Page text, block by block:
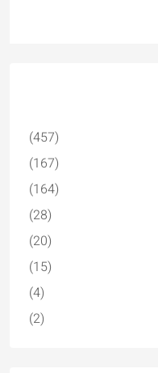
(457)
(167)
(164)
(28)
(20)
(15)
(4)
(2)